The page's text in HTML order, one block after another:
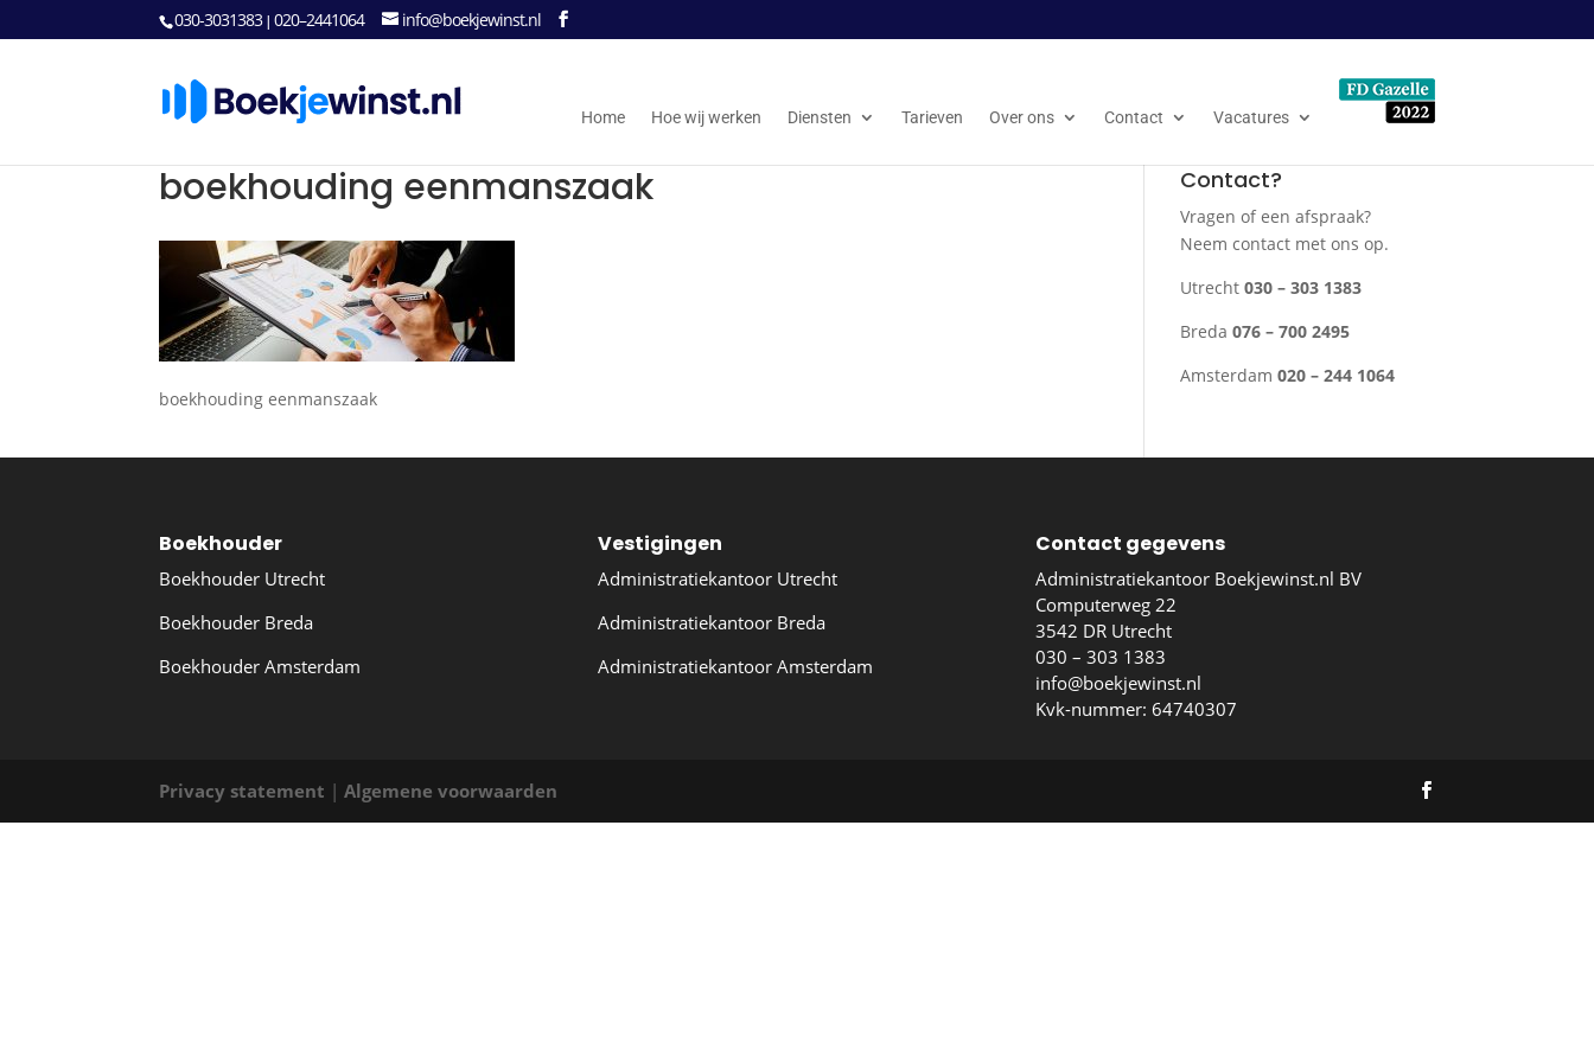
030-3031383|020–2441064 info@boekjewinst.nl
Home Hoe wij werken Diensten Tarieven Over ons Contact Vacatures
boekhouding eenmanszaak
boekhouding eenmanszaak
Contact?
Vragen of een afspraak?
Neem contact met ons op.
Utrecht 030 – 303 1383
Breda 076 – 700 2495
Amsterdam 020 – 244 1064
Boekhouder
Boekhouder Utrecht
Boekhouder Breda
Boekhouder Amsterdam
Vestigingen
Administratiekantoor Utrecht
Administratiekantoor Breda
Administratiekantoor Amsterdam
Contact gegevens
Administratiekantoor Boekjewinst.nl BV
Computerweg 22
3542 DR Utrecht
030 – 303 1383
info@boekjewinst.nl
Kvk-nummer: 64740307
Privacy statement |Algemene voorwaarden